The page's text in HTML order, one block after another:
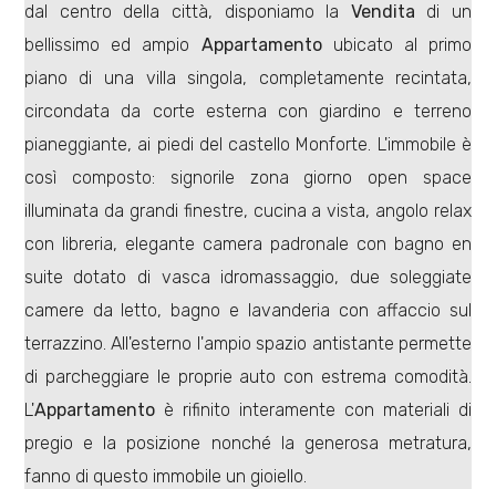
dal centro della città, disponiamo la Vendita di un
bellissimo ed ampio Appartamentoubicato al primo
piano di una villa singola, completamente recintata,
circondata da corte esterna con giardino e terreno
pianeggiante, ai piedi del castello Monforte. L'immobile è
così composto: signorile zona giorno open space
illuminata da grandi finestre, cucina a vista, angolo relax
con libreria, elegante camera padronale con bagno en
suite dotato di vasca idromassaggio, due soleggiate
camere da letto, bagno e lavanderia con affaccio sul
terrazzino. All'esterno l'ampio spazio antistante permette
di parcheggiare le proprie auto con estrema comodità.
L'Appartamentoè rifinito interamente con materiali di
pregio e la posizione nonché la generosa metratura,
fanno di questo immobile un gioiello.
Totale
mq
Locali
minimi